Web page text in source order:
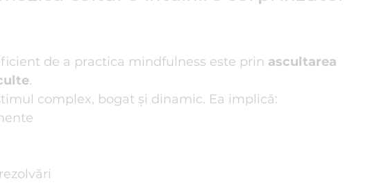
de a practica mindfulness este prin ascultarea
.
complex, bogat și dinamic. Ea implică: